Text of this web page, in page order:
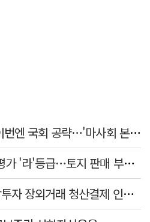
김병삼 경북 영천시장, 이번엔 국회 공략…'마사회 본사 이전·광역교통망 확충' 요청
대구도시개발공사 경영평가 '라'등급…토지 판매 부진에 1년 만에 두 단계 '뚝'
예탁결제원, 비상장·조각투자 장외거래 청산결제 인프라 구축 착수…연내 가동